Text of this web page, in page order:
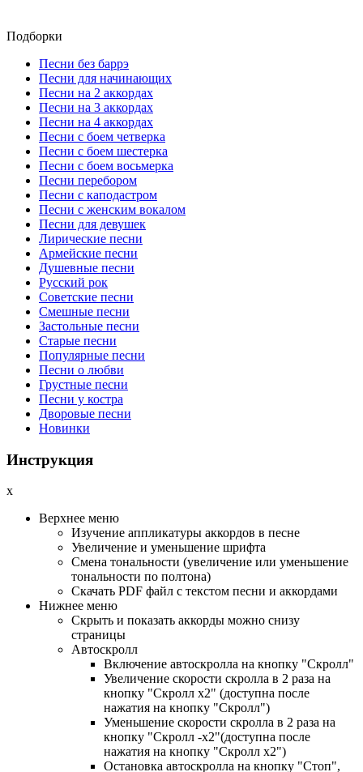
Подборки
Песни без баррэ
Песни для начинающих
Песни на 2 аккордах
Песни на 3 аккордах
Песни на 4 аккордах
Песни с боем четверка
Песни с боем шестерка
Песни с боем восьмерка
Песни перебором
Песни с каподастром
Песни с женским вокалом
Песни для девушек
Лирические песни
Армейские песни
Душевные песни
Русский рок
Советские песни
Смешные песни
Застольные песни
Старые песни
Популярные песни
Песни о любви
Грустные песни
Песни у костра
Дворовые песни
Новинки
Инструкция
x
Верхнее меню
Изучение аппликатуры аккордов в песне
Увеличение и уменьшение шрифта
Смена тональности (увеличение или уменьшение
тональности по полтона)
Cкачать PDF файл с текстом песни и аккордами
Нижнее меню
Скрыть и показать аккорды можно снизу
страницы
Автоскролл
Включение автоскролла на кнопку "Скролл"
Увеличение скорости скролла в 2 раза на
кнопку "Скролл x2" (доступна после
нажатия на кнопку "Скролл")
Уменьшение скорости скролла в 2 раза на
кнопку "Скролл -x2"(доступна после
нажатия на кнопку "Скролл x2")
Остановка автоскролла на кнопку "Стоп",